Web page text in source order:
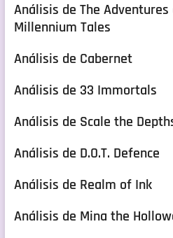
Análisis de The
Millennium Tales
Análisis de Cabernet
Análisis de 33 Immortals
Análisis de Scale the
Análisis de D.O.T. Defence
Análisis de Realm of Ink
Análisis de Mina the